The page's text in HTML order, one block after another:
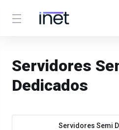
Servidores
Dedicados
Servidores Semi